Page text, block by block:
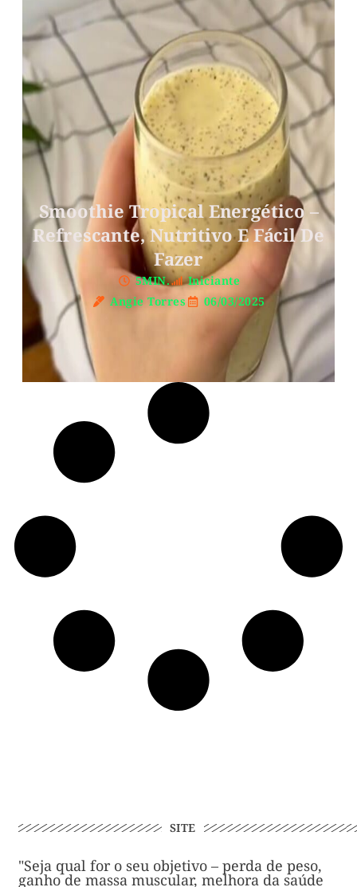
Smoothie Tropical Energético –
Refrescante, Nutritivo E Fácil De
Fazer
5MIN.
Iniciante
Angie Torres
06/03/2025
SITE
"Seja qual for o seu objetivo – perda de peso,
ganho de massa muscular, melhora da saúde